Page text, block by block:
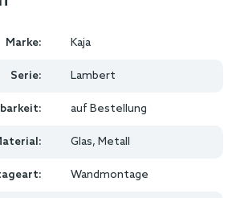
Marke: Kaja
Serie: Lambert
auf Bestellung
Glas, Metall
Wandmontage